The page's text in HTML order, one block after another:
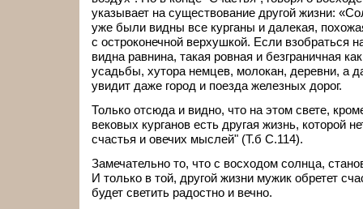
указывает на существование другой жизни:
уже были видны все курганы и далекая,
с острoконечной верхушкой. Если взобраться
видна равнина, такая ровная и безграничная
усадьбы, хутора немцев, молокан, деревни, а
увидит даже город и поезда железных дорог.
Только отсюда и видно, что на этом свете,
вековых курганов есть другая жизнь, которой
счастья и овечих мыслей" (Т.б C.114).
Замечательно то, что с восходом солнца,
И только в той, другой жизни мужик обретет
будет светить радостно и вечно.